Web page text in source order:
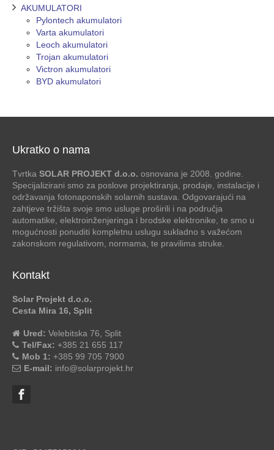
AKUMULATORI
Pylontech akumulatori
Varta akumulatori
Leoch akumulatori
Trojan akumulatori
Victron akumulatori
BYD akumulatori
Ukratko o nama
Tvrtka SOLAR PROJEKT d.o.o. osnovana je 2008. godine.
Specijalizirani smo za poslove projektiranja, prodaje, instalacije i
održavanja fotonaponskih solarnih sustava. Odgovarajući na
zahtjeve tržišta svoje smo usluge proširili i na područja
automatike, elektroinženjeringa i brodske elektronike, te smo u
mogućnosti ponuditi kompletnu uslugu sukladno s važećom
zakonskom regulativom, normama, te pravilima struke.
Kontakt
Solar Projekt d.o.o.
Cesta Mira 16, Split
Ured: Velebitska 76, Split
Tel/Fax: +385 21 655 117
Mob 1: +385 99 705 7900
E-mail: info@solarprojekt.hr